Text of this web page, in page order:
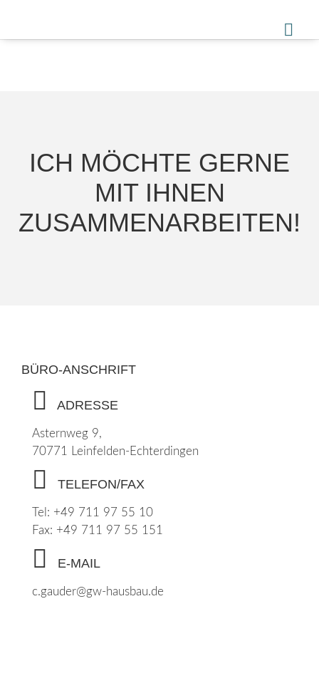
ICH MÖCHTE GERNE
MIT IHNEN
ZUSAMMENARBEITEN!
BÜRO-ANSCHRIFT
ADRESSE
Asternweg 9,
70771 Leinfelden-Echterdingen
TELEFON/FAX
Tel: +49 711 97 55 10
Fax: +49 711 97 55 151
E-MAIL
c.gauder@gw-hausbau.de